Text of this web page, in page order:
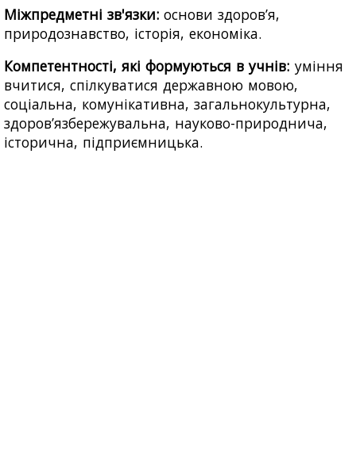
Міжпредметні зв'язки: основи здоров’я,
природознавство, історія, економіка.
Компетентності, які формуються в учнів: уміння
вчитися, спілкуватися державною мовою,
соціальна, комунікативна, загальнокультурна,
здоров’язбережувальна, науково-природнича,
історична, підприємницька.